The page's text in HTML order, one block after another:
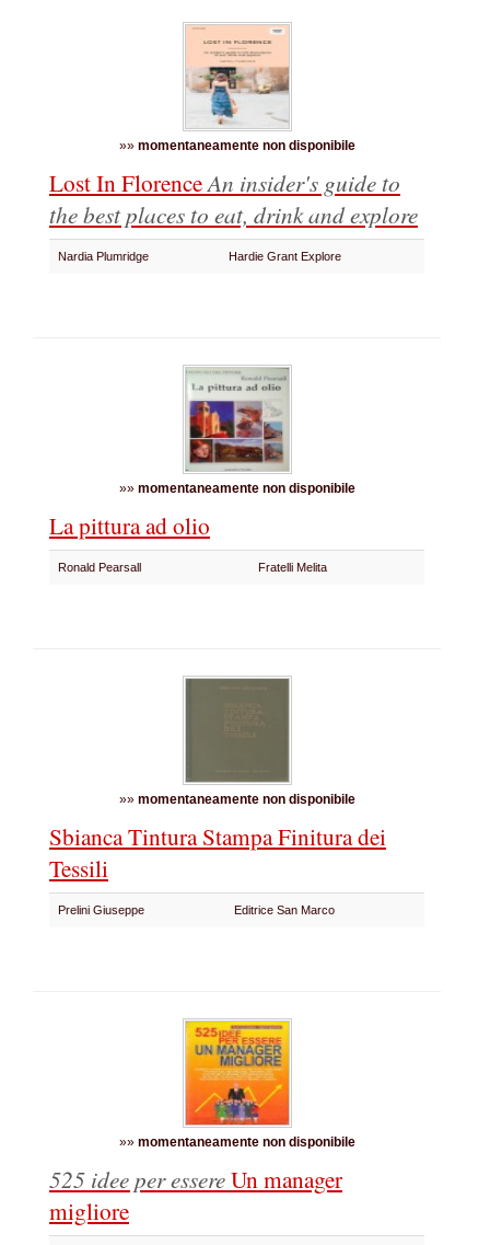
»» momentaneamente non disponibile
Lost In FlorenceAn insider's guide to
the best places to eat, drink and explore
Nardia Plumridge Hardie Grant Explore
»» momentaneamente non disponibile
La pittura ad olio
Ronald Pearsall Fratelli Melita
»» momentaneamente non disponibile
Sbianca Tintura Stampa Finitura dei
Tessili
Prelini Giuseppe Editrice San Marco
»» momentaneamente non disponibile
525 idee per essereUn manager
migliore